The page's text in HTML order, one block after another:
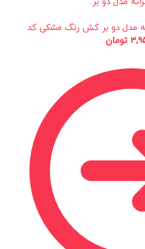
مدل دو بر کش رنگ مشکی کد
تومان